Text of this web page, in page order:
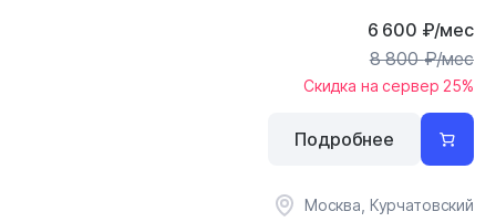
6 600 ₽/мес
8 800₽/мес
Скидка на сервер 25%
Москва, Курчатовский
Подробнее